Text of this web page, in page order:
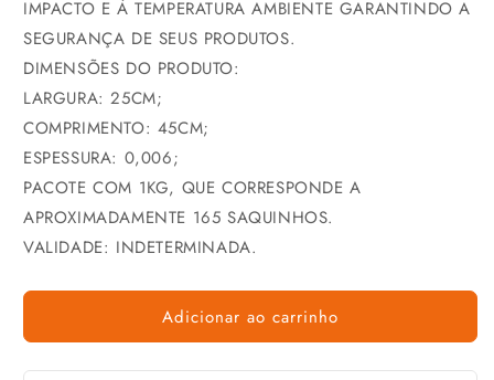
IMPACTO E À TEMPERATURA AMBIENTE GARANTINDO A
SEGURANÇA DE SEUS PRODUTOS.
DIMENSÕES DO PRODUTO:
LARGURA: 25CM;
COMPRIMENTO: 45CM;
ESPESSURA: 0,006;
PACOTE COM 1KG, QUE CORRESPONDE A
APROXIMADAMENTE 165 SAQUINHOS.
VALIDADE: INDETERMINADA.
Adicionar ao carrinho